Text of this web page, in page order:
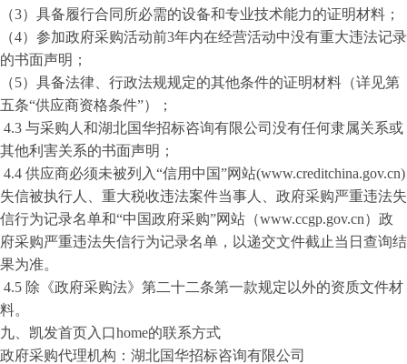
（3）具备履行合同所必需的设备和专业技术能力的证明材料；
（4）参加政府采购活动前3年内在经营活动中没有重大违法记录
的书面声明；
（5）具备法律、行政法规规定的其他条件的证明材料（详见第
五条“供应商资格条件”）；
4.3 与采购人和湖北国华招标咨询有限公司 没有任何隶属关系或
其他利害关系的书面声明；
4.4 供应商必须未被列入“信用中国”网站(www.creditchina.gov.cn)
失信被执行人、重大税收违法案件当事人、政府采购严重违法失
信行为记录名单和“中国政府采购”网站（www.ccgp.gov.cn）政
府采购严重违法失信行为记录名单，以递交文件截止当日查询结
果为准。
4.5 除《政府采购法》第二十二条第一款规定以外的资质文件材
料。
九、凯发首页入口home的联系方式
政府采购代理机构： 湖北国华招标咨询有限公司